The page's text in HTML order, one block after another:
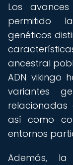
Los
permitido
genéticos
ancestral
ADN vikingo
variantes
relacionadas
así como
entornos
Además,